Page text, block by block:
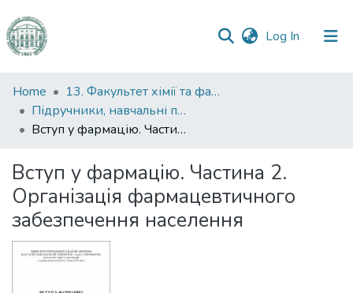
Log In (current)
Communities
&
Collections
Statistics
Home
13. Факультет хімії та фармації
Підручники, навчальні посібники та інші науково- та навчально-методичні праці ФХФ
Вступ у фармацію. Частина 2. Організація фармацевтичного забезпечення населення
Вступ у фармацію. Частина 2.
Організація фармацевтичного
забезпечення населення